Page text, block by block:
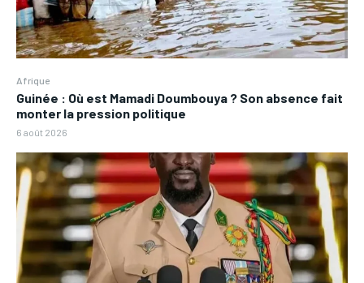
Afrique
Guinée : Où est Mamadi Doumbouya ? Son absence fait
monter la pression politique
6 août 2026